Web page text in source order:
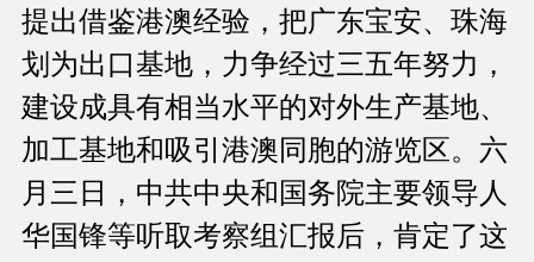
提出借鉴港澳经验，把广东宝安、珠海
划为出口基地，力争经过三五年努力，
建设成具有相当水平的对外生产基地、
加工基地和吸引港澳同胞的游览区。六
月三日，中共中央和国务院主要领导人
华国锋等听取考察组汇报后，肯定了这